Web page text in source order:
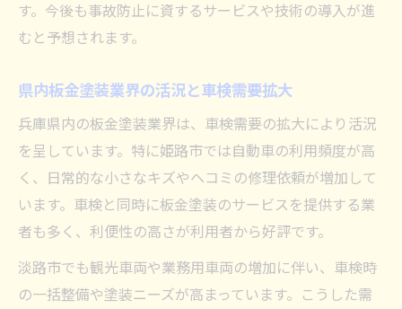
す。今後も事故防止に資するサービスや技術の導入が進
むと予想されます。
県内板金塗装業界の活況と車検需要拡大
兵庫県内の板金塗装業界は、車検需要の拡大により活況
を呈しています。特に姫路市では自動車の利用頻度が高
く、日常的な小さなキズやヘコミの修理依頼が増加して
います。車検と同時に板金塗装のサービスを提供する業
者も多く、利便性の高さが利用者から好評です。
淡路市でも観光車両や業務用車両の増加に伴い、車検時
の一括整備や塗装ニーズが高まっています。こうした需